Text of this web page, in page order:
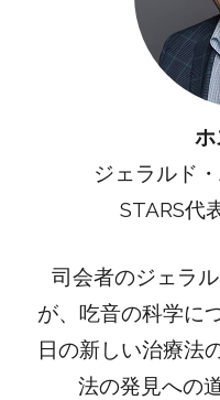
ホ
ジェラルド
STARS代
司会者のジェラ
が、吃音の科学に
日の新しい治療法
法の発見への